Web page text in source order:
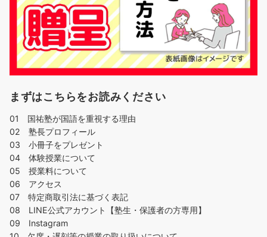
まずはこちらをお読みください
01 国祐塾が国語を重視する理由
02 塾長プロフィール
03 小冊子をプレゼント
04 体験授業について
05 授業料について
06 アクセス
07 特定商取引法に基づく表記
08 LINE公式アカウント【塾生・保護者の方専用】
09 Instagram